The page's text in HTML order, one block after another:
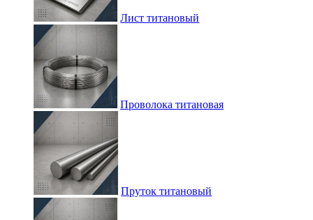
Лист титановый
Проволока титановая
Пруток титановый